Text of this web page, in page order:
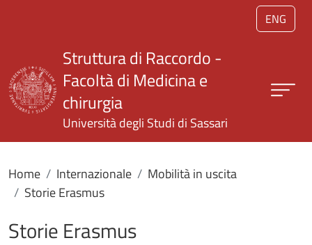
Salta al contenuto principale
ENG
Struttura di Raccordo -
Facoltà di Medicina e
chirurgia
Università degli Studi di Sassari
Home Internazionale
Mobilità in uscita
Storie Erasmus
Storie Erasmus